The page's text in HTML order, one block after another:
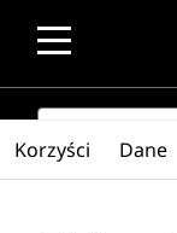
SEARCH
Korzyści Dane